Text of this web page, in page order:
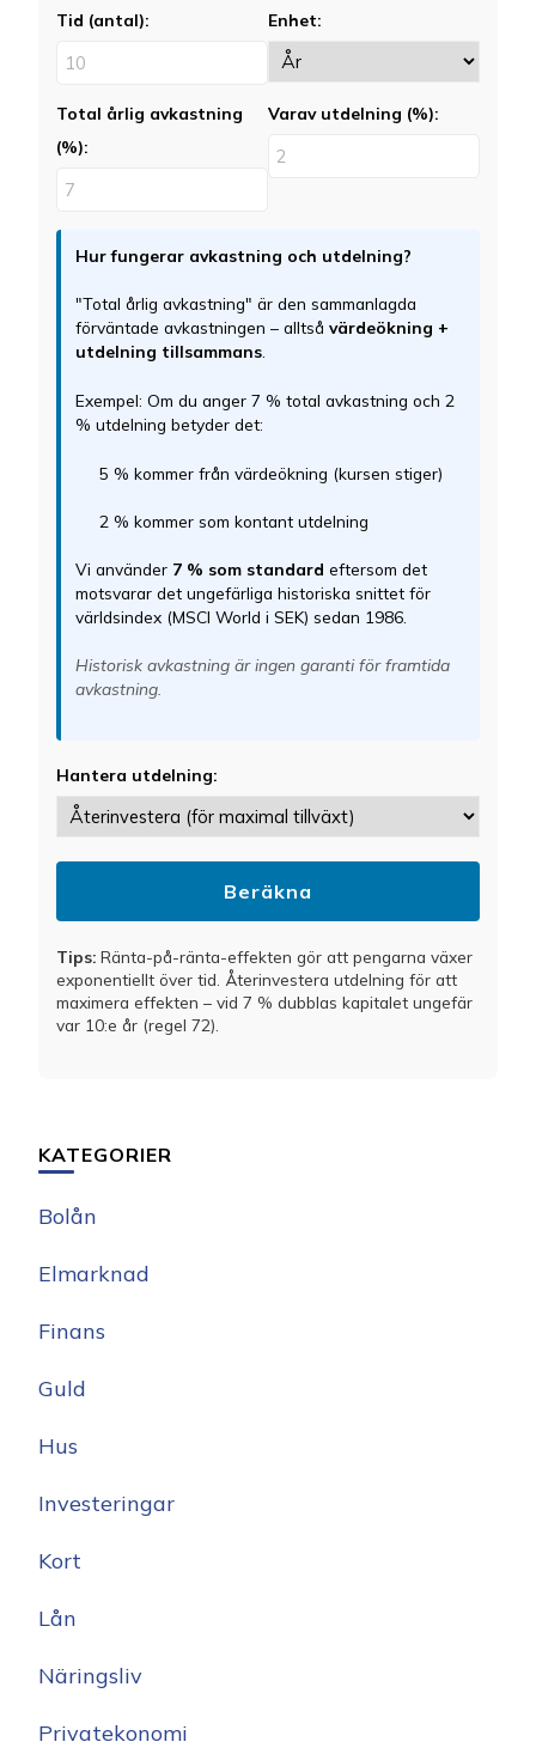
Tid (antal): Enhet:
Total årlig avkastning
(%):
Varav utdelning (%):
Hur fungerar avkastning och utdelning?
"Total årlig avkastning" är den sammanlagda
förväntade avkastningen – alltså värdeökning +
utdelning tillsammans
Exempel: Om du anger 7 % total avkastning och 2
% utdelning betyder det:
5 % kommer från värdeökning (kursen stiger)
2 % kommer som kontant utdelning
Vi använder 7 % som standard eftersom det
motsvarar det ungefärliga historiska snittet för
världsindex (MSCI World i SEK) sedan 1986.
Historisk avkastning är ingen garanti för framtida
avkastning.
Hantera utdelning:
Beräkna
Tips: Ränta-på-ränta-effekten gör att pengarna växer
exponentiellt över tid. Återinvestera utdelning för att
maximera effekten – vid 7 % dubblas kapitalet ungefär
var 10:e år (regel 72).
KATEGORIER
Bolån
Elmarknad
Finans
Guld
Hus
Investeringar
Kort
Lån
Näringsliv
Privatekonomi